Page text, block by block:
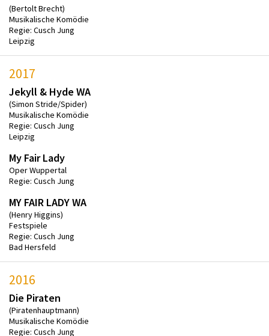
(Bertolt Brecht)
Musikalische Komödie
Regie: Cusch Jung
Leipzig
2017
Jekyll & Hyde WA
(Simon Stride/Spider)
Musikalische Komödie
Regie: Cusch Jung
Leipzig
My Fair Lady
Oper Wuppertal
Regie: Cusch Jung
MY FAIR LADY WA
(Henry Higgins)
Festspiele
Regie: Cusch Jung
Bad Hersfeld
2016
Die Piraten
(Piratenhauptmann)
Musikalische Komödie
Regie: Cusch Jung